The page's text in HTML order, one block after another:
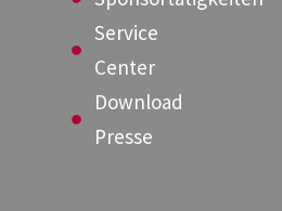
Service
Center
Download
Presse